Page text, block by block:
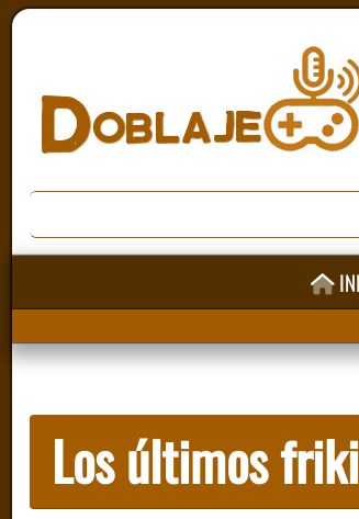
Los últimos